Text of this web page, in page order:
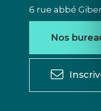
6 rue abbé
Nos